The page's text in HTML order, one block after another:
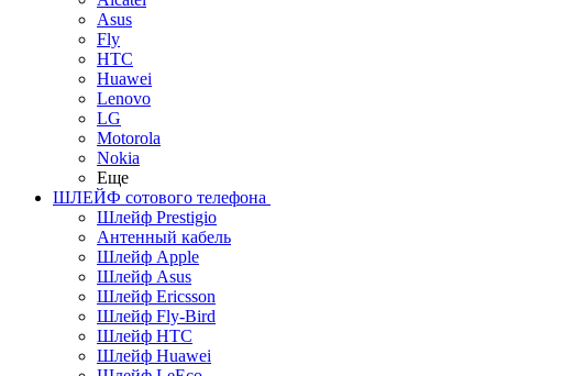
Asus
Fly
HTC
Huawei
Lenovo
LG
Motorola
Nokia
Еще
ШЛЕЙФ сотового телефона
Шлейф Prestigio
Антенный кабель
Шлейф Apple
Шлейф Asus
Шлейф Ericsson
Шлейф Fly-Bird
Шлейф HTC
Шлейф Huawei